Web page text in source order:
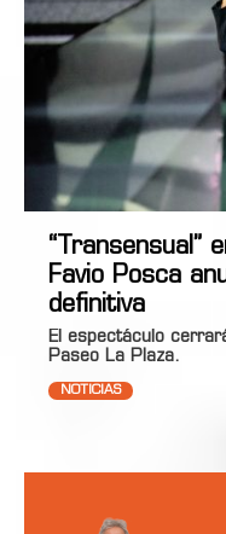
“Transensual”
Favio Posca
definitiva
El espectáculo
Paseo La Plaza.
NOTICIAS